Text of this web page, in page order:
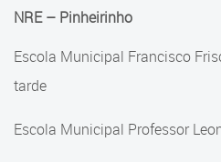
NRE – Pinheirinho
Escola Municipal Francisco
tarde
Escola Municipal Professor